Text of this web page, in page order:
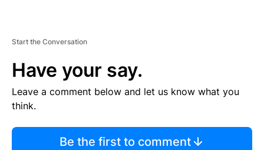
Start the Conversation
Have your say.
Leave a comment below and let us know what you
think.
Be the first to comment